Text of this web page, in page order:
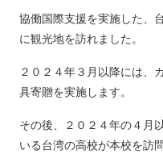
協働国際支援を実施した、
に観光地を訪れました。
２０２４年３月以降には、
具寄贈を実施します。
その後、２０２４年の４月
いる台湾の高校が本校を訪